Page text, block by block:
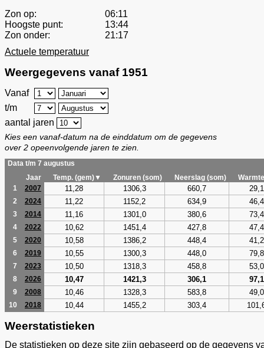
Zon op:
06:11
Hoogste punt:
13:44
Zon onder:
21:17
Actuele temperatuur
Weergegevens vanaf 1951
Vanaf
t/m
aantal jaren
Kies een vanaf-datum na de einddatum om de gegevens
over 2 opeenvolgende jaren te zien.
Data t/m 7 augustus
Jaar
Temp. (gem)▼ Zonuren (som) Neerslag (som)
1
2007 11,28 1306,3 660,7 29,1
2 2024 11,22 1152,2 634,9 46,4
3 2014 11,16 1301,0 380,6 73,4
4 2022 10,62 1451,4 427,8 47,4
5 2020 10,58 1386,2 448,4 41,2
6 2019 10,55 1300,3 448,0 79,8
7 2023 10,50 1318,3 458,8 53,0
8 2026 10,47 1421,3 306,1 97,1
9 2008 10,46 1328,3 583,8 49,0
10 2018 10,44 1455,2 303,4
Weerstatistieken
De statistieken op deze site zijn gebaseerd op de gegevens